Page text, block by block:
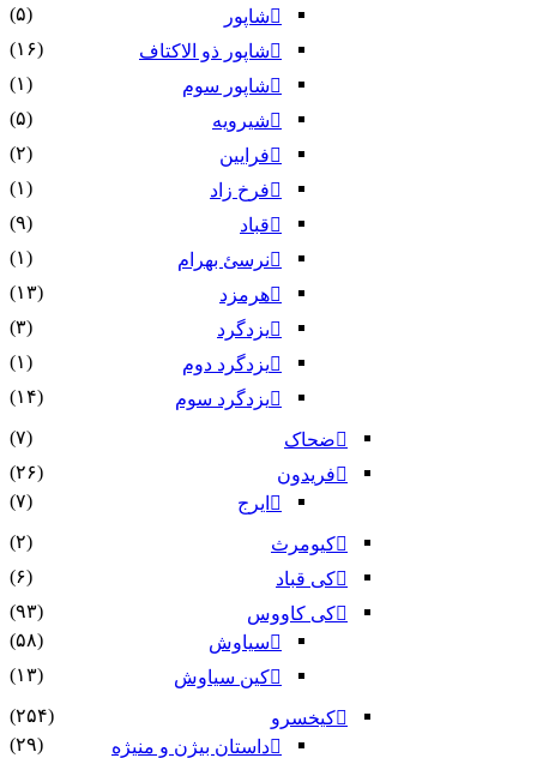
شاپور
(۵)
شاپور ذو الاکتاف
(۱۶)
شاپور سوم‏
(۱)
شیرویه
(۵)
فرایین
(۲)
فرخ زاد
(۱)
قباد
(۹)
نرسئ بهرام‏
(۱)
هرمزد
(۱۳)
یزدگرد
(۳)
یزدگرد دوم
(۱)
یزدگرد سوم
(۱۴)
ضحاک
(۷)
فریدون
(۲۶)
ایرج
(۷)
کیومرث
(۲)
کی قباد
(۶)
کی کاووس
(۹۳)
سیاوش
(۵۸)
کین سیاوش
(۱۳)
کیخسرو
(۲۵۴)
داستان بیژن و منیژه
(۲۹)